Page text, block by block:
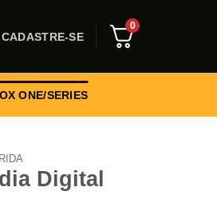
SE
0
ONE/SERIES
Digital